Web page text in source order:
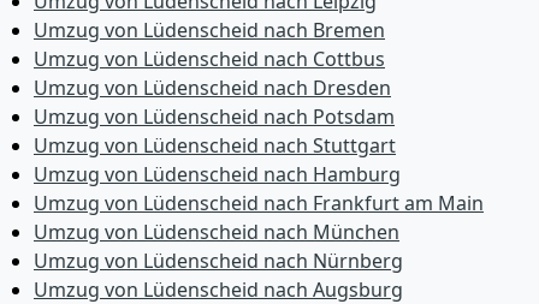
Umzug von Lüdenscheid nach Bremen
Umzug von Lüdenscheid nach Cottbus
Umzug von Lüdenscheid nach Dresden
Umzug von Lüdenscheid nach Potsdam
Umzug von Lüdenscheid nach Stuttgart
Umzug von Lüdenscheid nach Hamburg
Umzug von Lüdenscheid nach Frankfurt am Main
Umzug von Lüdenscheid nach München
Umzug von Lüdenscheid nach Nürnberg
Umzug von Lüdenscheid nach Augsburg